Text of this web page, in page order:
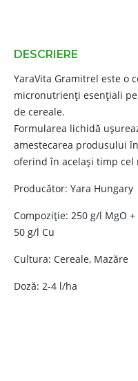
DESCRIERE
YaraVita Gramitrel este o
micronutrienți esențiali
de cereale.
Formularea lichidă
amestecarea produsului
oferind în același timp
Producător: Yara Hungary
Compoziție: 250 g/l MgO
50 g/l Cu
Cultura: Cereale, Mazăre
Doză: 2-4 l/ha